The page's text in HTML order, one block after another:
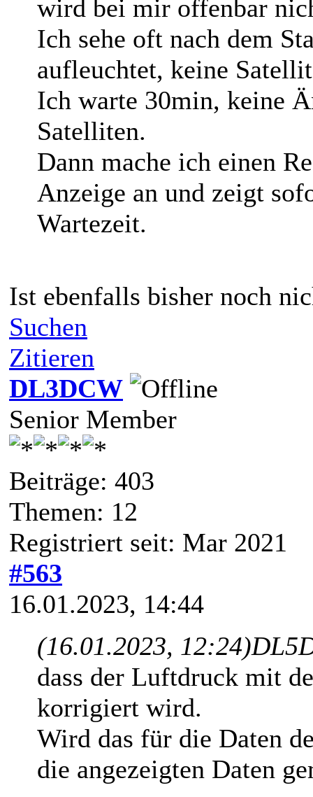
wird bei mir offenbar
Ich sehe oft nach dem
aufleuchtet, keine
Ich warte 30min, keine
Satelliten.
Dann mache ich einen
Anzeige an und zeigt
Wartezeit.
Ist ebenfalls bisher noch
Suchen
Zitieren
DL3DCW
Senior Member
Beiträge: 403
Themen: 12
Registriert seit: Mar 2021
#563
16.01.2023, 14:44
(16.01.2023, 12:24)
dass der Luftdruck mit
korrigiert wird.
Wird das für die Daten
die angezeigten Daten